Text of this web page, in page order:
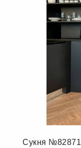
Сукня №82871